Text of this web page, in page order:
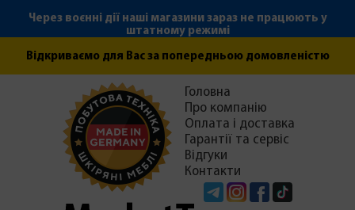
Через воєнні дії наші магазини зараз не працюють у
штатному режимі
Відкриваємо для Вас за попередньою домовленістю
TelegramInstagramFacebook
Головна
Про компанію
Оплата і доставка
Гарантії та сервіс
Відгуки
Контакти